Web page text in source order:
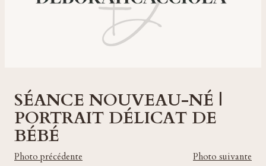
SÉANCE NOUVEAU-NÉ |
PORTRAIT DÉLICAT DE
BÉBÉ
Photo précédente Photo suivante